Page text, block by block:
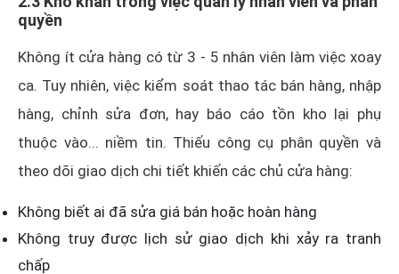
quyền
Không ít cửa hàng có từ 3 - 5 nhân viên làm việc xoay
ca. Tuy nhiên, việc kiểm soát thao tác bán hàng, nhập
hàng, chỉnh sửa đơn, hay báo cáo tồn kho lại phụ
thuộc vào... niềm tin. Thiếu công cụ phân quyền và
theo dõi giao dịch chi tiết khiến các chủ cửa hàng:
Không biết ai đã sửa giá bán hoặc hoàn hàng
Không truy được lịch sử giao dịch khi xảy ra tranh
chấp